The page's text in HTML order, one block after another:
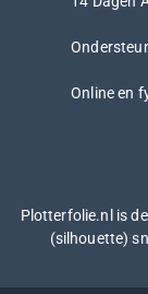
Online en
Plotterfolie.nl is
(silhouette)